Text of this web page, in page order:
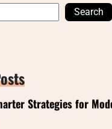
Search
Strategies for